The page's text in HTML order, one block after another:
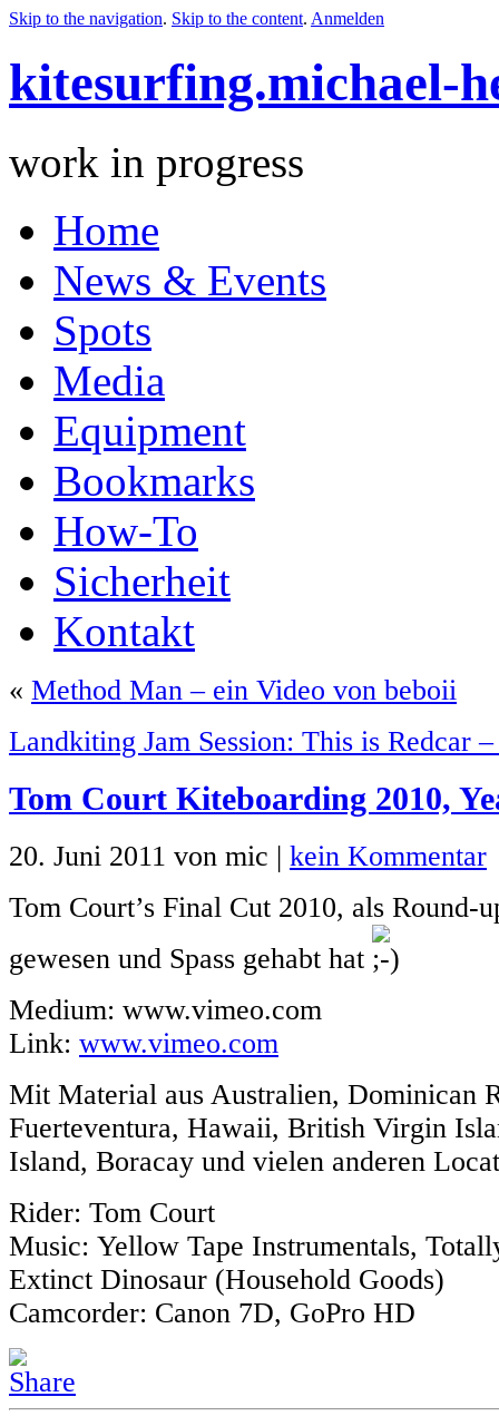
Skip to the navigation. Skip to the content. Anmelden
kitesurfing.michael-
work in progress
Home
News & Events
Spots
Media
Equipment
Bookmarks
How-To
Sicherheit
Kontakt
« Method Man – ein Video von beboii
Landkiting Jam Session: This is Redcar
Tom Court Kiteboarding 2010,
20. Juni 2011 von mic | kein Kommentar
Tom Court’s Final Cut 2010, als Round-
gewesen und Spass gehabt hat
Medium: www.vimeo.com
Link: www.vimeo.com
Mit Material aus Australien, Dominican
Fuerteventura, Hawaii, British Virgin
Island, Boracay und vielen anderen
Rider: Tom Court
Music: Yellow Tape Instrumentals,
Extinct Dinosaur (Household Goods)
Camcorder: Canon 7D, GoPro HD